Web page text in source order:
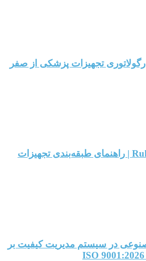
تجهیزات پزشکی از صفر
Rule 1 تا Rule 22 | راهنمای طبقه‌بندی تجهیزات
در سیستم مدیریت کیفیت بر